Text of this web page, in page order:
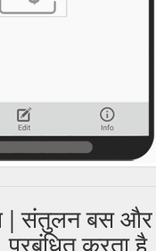
| संतुलन बस
प्रबंधित करता है